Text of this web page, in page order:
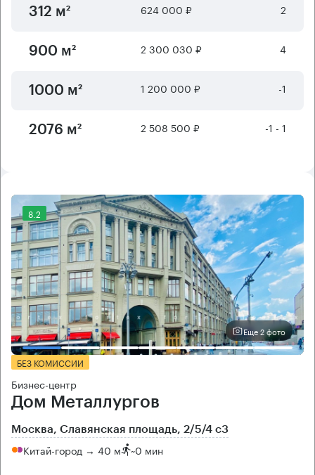
312 м² 624 000 ₽ 2
900 м² 2 300 030 ₽ 4
1000 м² 1 200 000 ₽ -1
2076 м² 2 508 500 ₽ -1 - 1
8.2
Еще 2 фото
БЕЗ КОМИССИИ
Бизнес-центр
Дом Металлургов
Москва, Славянская площадь, 2/5/4 с3
Китай-город → 40 м ~0 мин